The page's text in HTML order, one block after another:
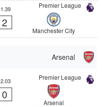
Premier League
1.39
2
Manchester City
Arsenal
Premier League
2.03
0
Arsenal